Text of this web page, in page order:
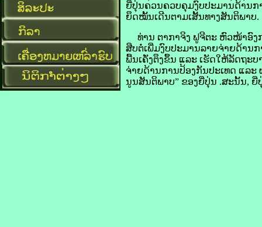
ຍີ່ປຸ່ນ​ຄວນ​ຄວບ​ຄຸມ​ງົບປະມານ​ດ້ານ​ກ
​ຍຶດ​ໝັ້ນ​ເດີນ​ຕາມ​ເສັ້ນທາງ​ສັນຕິພາບ.
ທ່ານ ຕາ​ກາ​ຈິງ ຟູ​ຈີ​ຕະ ຫົວໜ້າ​ອົງ
ດ້ານ​ກ
ພື້ນ​ເຄັ່ງ​ຕຶງ​ຂຶ້ນ ແລະ ເຮັດ​ໃຫ້​ລັດຖະ
ຈ່າຍ​ດ້ານ​ການ​ປ້ອງ​ກັນ​ປະເທດ ແລະ
ນູນ​ສັນຕິພາບ” ຂອງ​ຍີ່ປຸ່ນ .ສະນັ້ນ, ຍີ່